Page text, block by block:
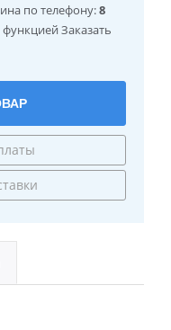
по телефону:8
Заказать